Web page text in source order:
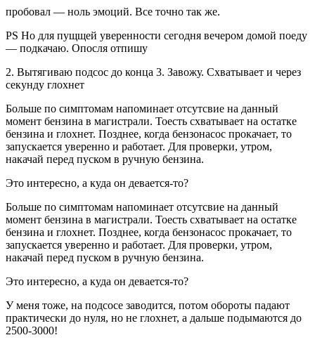
пробовал — ноль эмоций. Все точно так же.
PS Но для пущщей уверенности сегодня вечером домой поеду
— подкачаю. Опосля отпишу
2. Вытягиваю подсос до конца 3. Завожу. Схватывает и через
секунду глохнет
Больше по симптомам напоминает отсутсвие на данный
момент бензина в магистрали. Тоесть схватывает на остатке
бензина и глохнет. Позднее, когда бензонасос прокачает, то
запускается уверенно и работает. Для проверки, утром,
накачай перед пуском в ручную бензина.
Это интересно, а куда он девается-то?
Больше по симптомам напоминает отсутсвие на данный
момент бензина в магистрали. Тоесть схватывает на остатке
бензина и глохнет. Позднее, когда бензонасос прокачает, то
запускается уверенно и работает. Для проверки, утром,
накачай перед пуском в ручную бензина.
Это интересно, а куда он девается-то?
У меня тоже, на подсосе заводится, потом обороты падают
практически до нуля, но не глохнет, а дальше подымаются до
2500-3000!